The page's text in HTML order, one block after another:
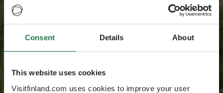
Consent Details About
This website uses cookies
Visitfinland.com uses cookies to improve your user